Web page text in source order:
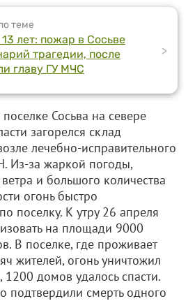
теме
лет: пожар в Сосьве
трагедии, после
главу ГУ МЧС
>
Сосьва на севере
загорелся склад
лечебно-исправительного
Из-за жаркой погоды,
и большого количества
огонь быстро
поселку. К утру 26 апреля
на площади 9000
В поселке, где проживает
жителей, огонь уничтожил
домов удалось спасти.
смерть одного